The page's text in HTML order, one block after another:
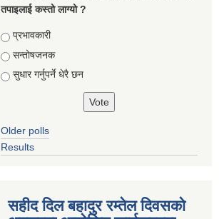
तपाइलाई कस्तो लाग्यो ?
Choices
प्रभावकारी
सन्तोषजनक
सुधार गर्नुपर्ने धेरै छन
Older polls
Results
सहीद दिल बहादुर रम्तेल दिवसको